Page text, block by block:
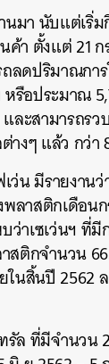
นมานับแต่เริ่
ค้า ตั้งแต่21
ลดปริมาณกา
หรือประมาณ
และสามารถรว
างๆแล้ว กว่า
ว่นมีรายงาน
ลาสติกเดือน
ว่าเซเว่นฯ ที่มี
สติกจำนวน
ในสิ้นปี 2562
รัลที่มีจำนวน